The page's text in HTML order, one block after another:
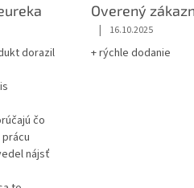
dorazil
čo
nájsť
Overený
| 16.10.2025
+ rýchle dodanie